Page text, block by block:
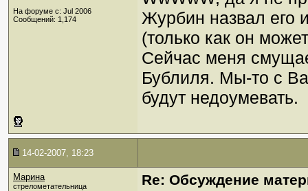
На форуме с: Jul 2006
Сообщений: 1,174
Журбин назвал его
(только как он
Сейчас меня
Бублиля. Мы-то с
будут недоумевать.
14-02-2007, 18:23
Марина
стрелометательница Re: Обсуждение